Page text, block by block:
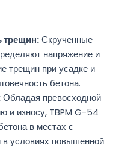
трещин:Скрученные
напряжение и
трещин при усадке и
бетона.
Обладая превосходной
и износу, TBPM G-54
в местах с
условиях повышенной